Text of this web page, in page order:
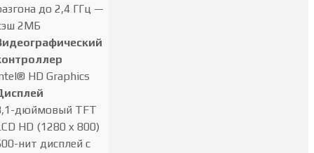
до 2,4 ГГц —
2МБ
HD Graphics
дюймовый TFT
HD (1280 x 800)
нит дисплей с